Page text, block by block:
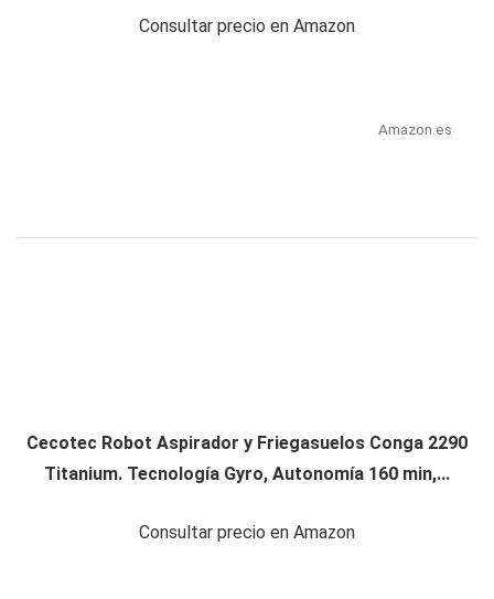
Consultar precio en Amazon
Amazon.es
Cecotec Robot Aspirador y Friegasuelos Conga 2290
Titanium. Tecnología Gyro, Autonomía 160 min,...
Consultar precio en Amazon